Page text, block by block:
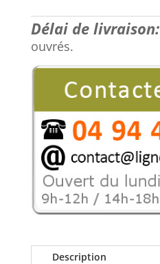
réunion
ovale
8
personnes
prix
économique,
Cosmos
Délai de livraison:
ouvrés.
Description